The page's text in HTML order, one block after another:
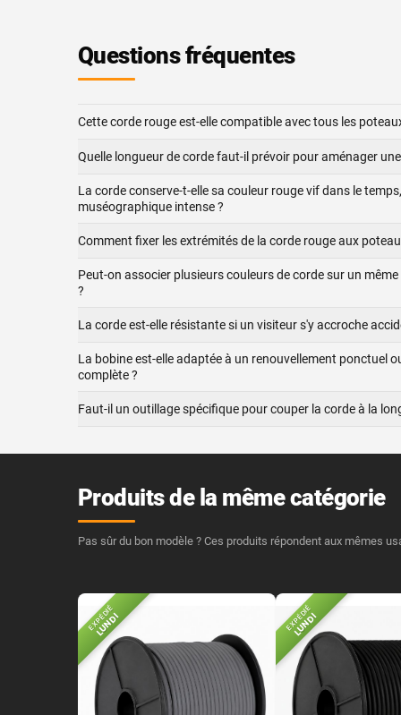
Questions fréquentes
Cette corde rouge est-elle compatible avec tous les
Quelle longueur de corde faut-il prévoir pour aménager
La corde conserve-t-elle sa couleur rouge vif dans le
muséographique intense ?
Comment fixer les extrémités de la corde rouge aux
Peut-on associer plusieurs couleurs de corde sur un
?
La corde est-elle résistante si un visiteur s'y accroche
La bobine est-elle adaptée à un renouvellement ponctuel
complète ?
Faut-il un outillage spécifique pour couper la corde à la
Produits de la même catégorie
Pas sûr du bon modèle ? Ces produits répondent aux mêmes
EXPÉDIÉ
LUNDI EXPÉDIÉ
LUNDI